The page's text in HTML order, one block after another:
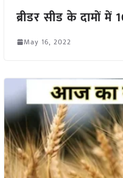
ब्रीडर सीड के दामों में
May 16, 2022